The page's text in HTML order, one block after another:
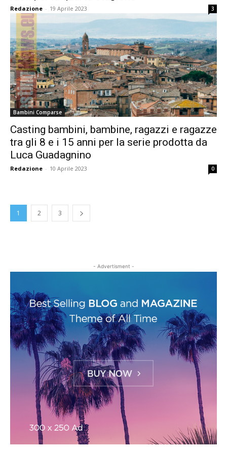
Redazione - 19 Aprile 2023 3
Bambini Comparse
Casting bambini, bambine, ragazzi e ragazze
tra gli 8 e i 15 anni per la serie prodotta da
Luca Guadagnino
Redazione - 10 Aprile 2023 0
1 2 3
- Advertisment -